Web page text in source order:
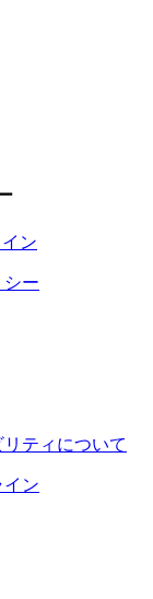
ン
シー
ティについて
イン